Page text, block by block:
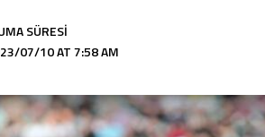
07/10 AT 7:58 AM
SÜRESI